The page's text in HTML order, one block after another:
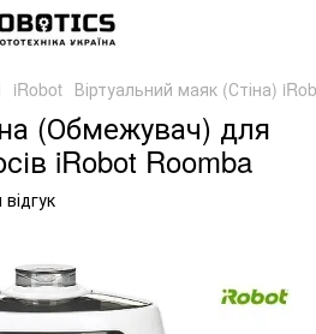
iRobot Віртуальний маяк (Стіна)
(Обмежувач) для
iRobot Roomba